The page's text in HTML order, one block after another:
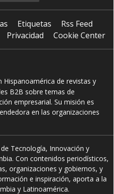
Etiquetas
Rss Feed
Privacidad Cookie Center
Hispanoamérica de revistas y
B2B sobre temas de
empresarial. Su misión es
en las organizaciones
Tecnología, Innovación y
Con contenidos periodísticos,
organizaciones y gobiernos, y
e inspiración, aporta a la
y Latinoamérica.